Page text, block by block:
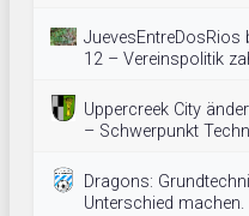
12 – Vereinspolitik
Uppercreek City
– Schwerpunkt
Dragons:
Unterschied machen.